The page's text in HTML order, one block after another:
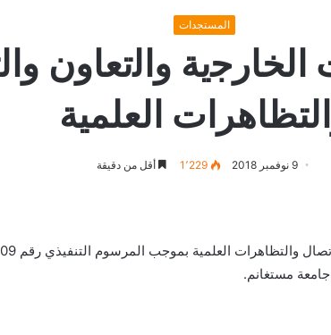
المستجدات
الخارﺟية واﻟتعاون
اﻟﻌﻠﻤﻴﺔ
9 نوفمبر 2018 1٬229 أقل من دقيقة